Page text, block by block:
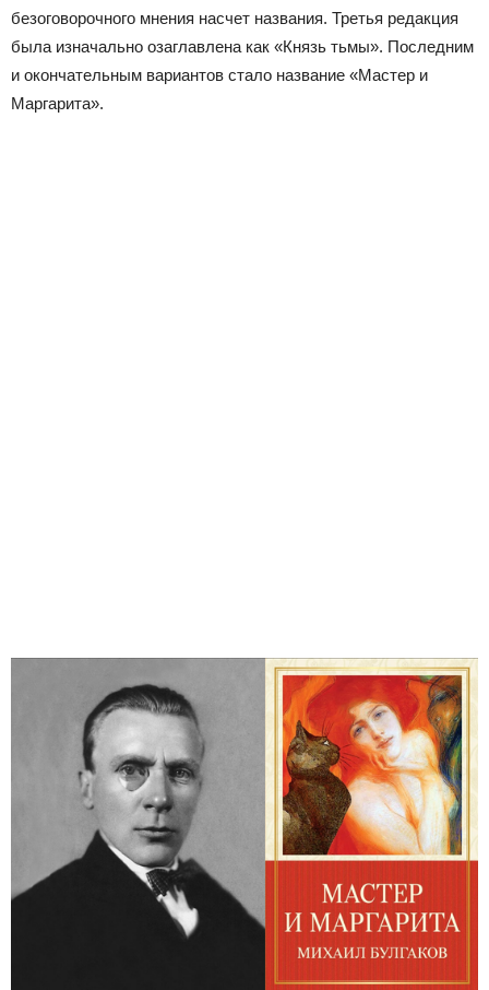
безоговорочного мнения насчет названия. Третья редакция
была изначально озаглавлена как «Князь тьмы». Последним
и окончательным вариантов стало название «Мастер и
Маргарита».